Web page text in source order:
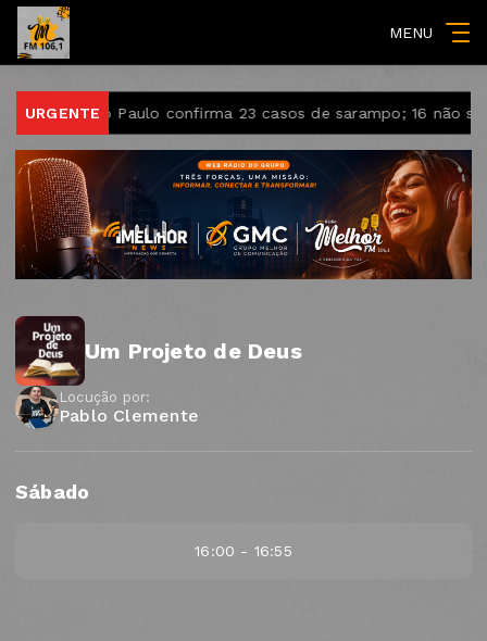
MENU
URGENTE
de São Paulo confirma 23 casos de sarampo; 16 não se
Um Projeto de Deus
Locução por:
Pablo Clemente
Sábado
16:00 - 16:55